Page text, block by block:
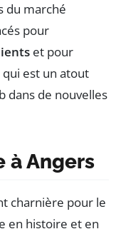
du marché
pour
et pour
est un atout
dans de nouvelles
à Angers
charnière pour le
en histoire et en